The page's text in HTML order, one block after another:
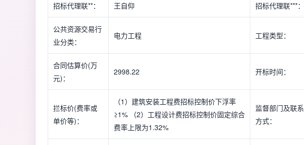
招标代理联**： 王自仰 招标代理联***：
公共资源交易行
业分类：
电力工程 工程类型：
合同估算价(万
元)：
2998.22 开标时间：
拦标价(费率或
单价等)：
（1）建筑安装工程费招标控制价下浮率
≥1% （2）工程设计费招标控制价固定综合
费率上限为1.32%
监督部门及联系
方式：